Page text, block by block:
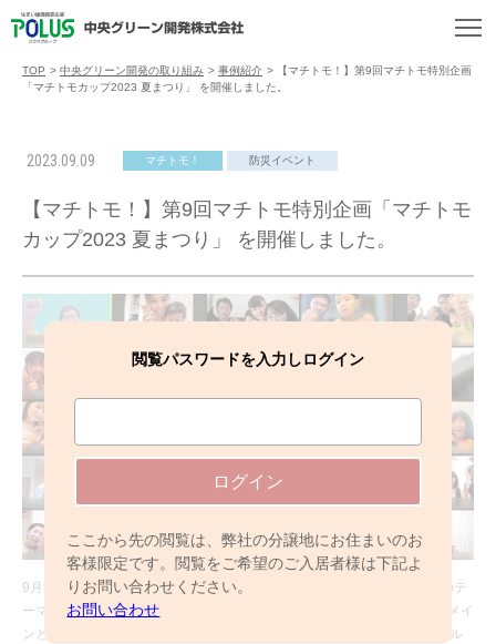
TOP > 中央グリーン開発の取り組み > 事例紹介 >
【マチトモ！】第9回マチトモ特別企画
「マチトモカップ2023 夏まつり」 を開催しました。
2023.09.09 マチトモ！ 防災イベント
【マチトモ！】第9回マチトモ特別企画「マチトモ
カップ2023 夏まつり」 を開催しました。
閲覧パスワードを入力しログイン
ログイン
ここから先の閲覧は、弊社の分譲地にお住まいのお
客様限定です。閲覧をご希望のご入居者様は下記よ
りお問い合わせください。
お問い合わせ
9月9日（土）「マチトモカップ2023夏まつり」を開催しました。今回のテ
ーマは夏まつり！分譲地の皆さまで夏まつりを楽しんでいただくことをメイ
ンとしつつ、9月1日の防災の日に合わせ前半はオンライン、後半はリアル